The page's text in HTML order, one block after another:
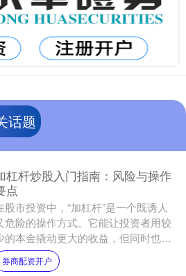
话题
杠杆炒股入门指南：风险与操作
点
股市投资中，“加杠杆”是一个既诱人
危险的操作方式。它能让投资者用较
的本金撬动更大的收益，但同时也可
带来远超本金的亏损。对于刚接触杠
交易的投资者而言，理....
券商配资开户